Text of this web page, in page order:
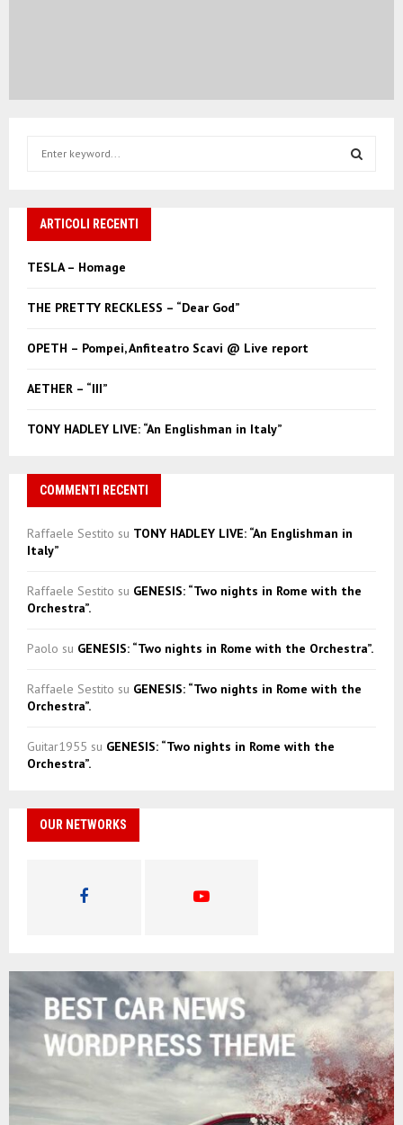
h
o
ARTICOLI RECENTI
TESLA – Homage
THE PRETTY RECKLESS – “Dear God”
OPETH – Pompei, Anfiteatro Scavi @ Live report
AETHER – “III”
TONY HADLEY LIVE: “An Englishman in Italy”
COMMENTI RECENTI
Raffaele Sestito su TONY HADLEY LIVE: “An Englishman in
Italy”
Raffaele Sestito su GENESIS: “Two nights in Rome with the
Orchestra”.
Paolo su GENESIS: “Two nights in Rome with the Orchestra”.
Raffaele Sestito su GENESIS: “Two nights in Rome with the
Orchestra”.
Guitar1955 su GENESIS: “Two nights in Rome with the
Orchestra”.
OUR NETWORKS